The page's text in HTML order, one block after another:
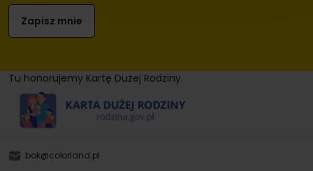
Tu honorujemy Kartę Dużej Rodziny.
bok@colorland.pl